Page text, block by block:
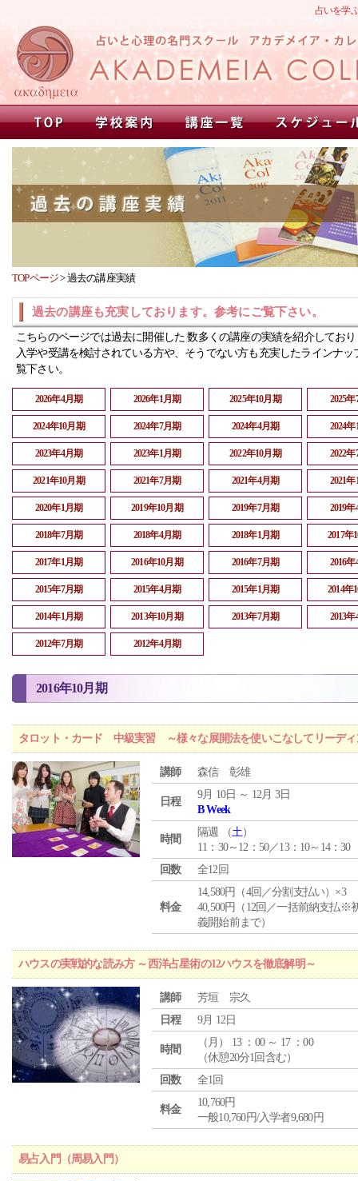
占いを学
TOPページ>過去の講座実績
過去の講座も充実しております。参考にご覧下さい。
こちらのページでは過去に開催した 数多くの講座の実績を紹介してお
入学や受講を検討されている方や、そうでない方も充実したラインナッ
覧下さい。
2026年4月期 2026年1月期 2025年10月期 2025
2024年10月期 2024年7月期 2024年4月期 2024
2023年4月期 2023年1月期 2022年10月期 2022
2021年10月期 2021年7月期 2021年4月期 2021
2020年1月期 2019年10月期 2019年7月期 2019
2018年7月期 2018年4月期 2018年1月期 2017年
2017年1月期 2016年10月期 2016年7月期 2016
2015年7月期 2015年4月期 2015年1月期 2014年
2014年1月期 2013年10月期 2013年7月期 2013
2012年7月期 2012年4月期
2016年10月期
タロット・カード 中級実習 ～様々な展開法を使いこなしてリーディ
講師 森信 彰雄
日程
9月 10日 ～ 12月 3日
B Week
時間
隔週 （土）
11：30～12：50／13：10～14：30
回数
全12回
料金
14,580円（4回／分割支払い）×3
40,500円（12回／一括前納支払※
義開始前まで）
ハウスの実戦的な読み方 ～西洋占星術の12ハウスを徹底解明～
講師
芳垣 宗久
日程
9月 12日
時間
（ 月 ） 13 ：00 ～ 17 ：00
（休憩20分1回含む）
回数
全1回
料金
10,760円
一般10,760円/入学者9,680円
易占入門（周易入門）